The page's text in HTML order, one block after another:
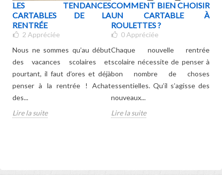
LES TENDANCES
CARTABLES DE LA
RENTRÉE
2 Appréciée
Nous ne sommes qu’au début
des vacances scolaires et
pourtant, il faut d’ores et déjà
penser à la rentrée ! Achat
des...
Lire la suite
COMMENT BIEN CHOISIR
UN CARTABLE À
ROULETTES ?
0 Appréciée
Chaque nouvelle rentrée
scolaire nécessite de penser à
bon nombre de choses
essentielles. Qu’il s’agisse des
nouveaux...
Lire la suite